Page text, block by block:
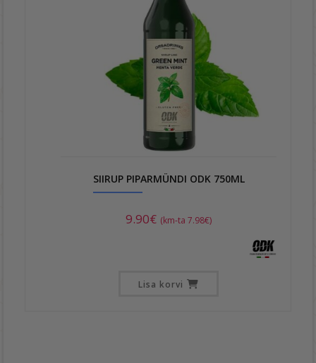
SIIRUP PIPARMÜNDI ODK 750ML
9.90€ (km-ta 7.98€)
Lisa korvi